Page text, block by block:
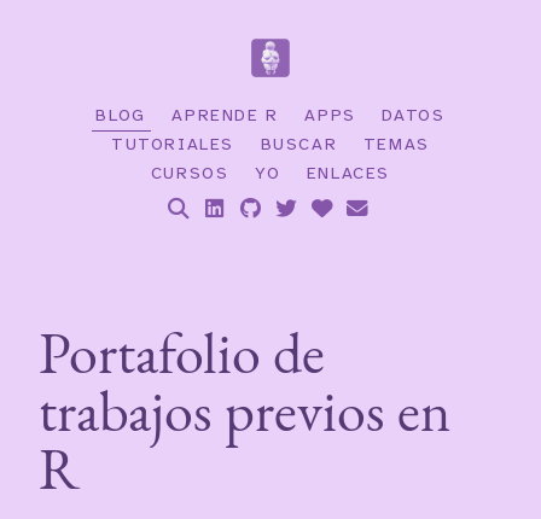
BLOG APRENDE R APPS
DATOS
TUTORIALES
BUSCAR
TEMAS
CURSOS
YO ENLACES
Portafolio de
trabajos previos en
R